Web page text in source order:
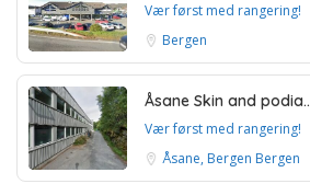
Vær først med rangering!
Bergen
Åsane Skin and podia..
Vær først med rangering!
Åsane, Bergen Bergen